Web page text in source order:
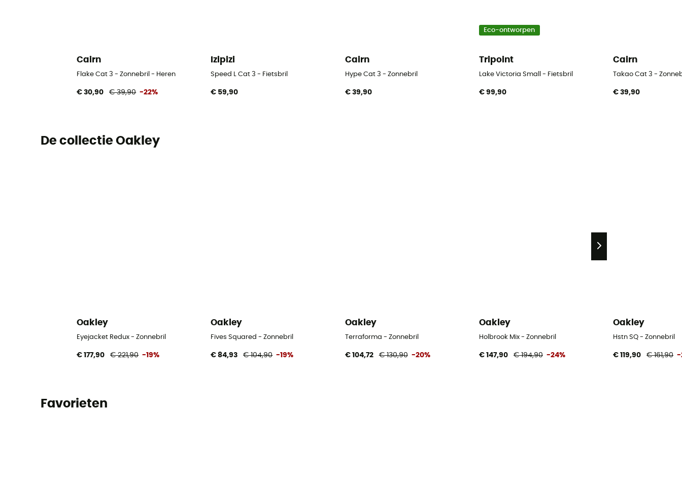
Cairn
Flake Cat 3 - Zonnebril - Heren
€ 30,90 € 39,90 -22%
Izipizi
Speed L Cat 3 - Fietsbril
€ 59,90
Cairn
Hype Cat 3 - Zonnebril
€ 39,90
Eco-ontworpen
Tripoint
Lake Victoria Small - Fietsbril
€ 99,90
Cairn
Takao Cat 3 -
€ 39,90
De collectie Oakley
Oakley
Eyejacket Redux - Zonnebril
€ 177,90 € 221,90 -19%
Oakley
Fives Squared - Zonnebril
€ 84,93 € 104,90 -19%
Oakley
Terraforma - Zonnebril
€ 104,72 € 130,90 -20%
Oakley
Holbrook Mix - Zonnebril
€ 147,90 € 194,90 -24%
Oakley
Hstn SQ - Zonnebril
€ 119,90 € 161,90 -
Favorieten